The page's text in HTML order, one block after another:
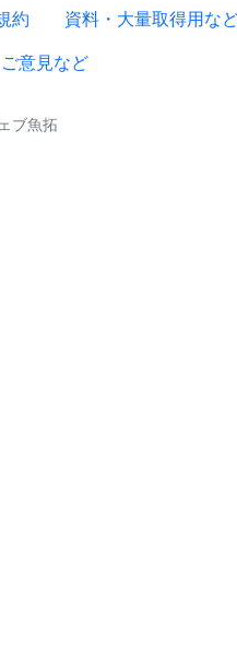
約 資料・大量取得用な
ご意見など
ブ魚拓